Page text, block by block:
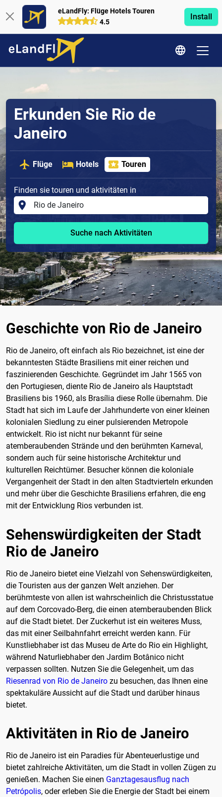
eLandFly: Flüge Hotels Touren
4.5
Install
Erkunden Sie Rio de
Janeiro
Flüge Hotels Touren
Finden sie touren und aktivitäten in
Suche nach Aktivitäten
Geschichte von Rio de Janeiro
Rio de Janeiro, oft einfach als Rio bezeichnet, ist eine der
bekanntesten Städte Brasiliens mit einer reichen und
faszinierenden Geschichte. Gegründet im Jahr 1565 von
den Portugiesen, diente Rio de Janeiro als Hauptstadt
Brasiliens bis 1960, als Brasília diese Rolle übernahm. Die
Stadt hat sich im Laufe der Jahrhunderte von einer kleinen
kolonialen Siedlung zu einer pulsierenden Metropole
entwickelt. Rio ist nicht nur bekannt für seine
atemberaubenden Strände und den berühmten Karneval,
sondern auch für seine historische Architektur und
kulturellen Reichtümer. Besucher können die koloniale
Vergangenheit der Stadt in den alten Stadtvierteln erkunden
und mehr über die Geschichte Brasiliens erfahren, die eng
mit der Entwicklung Rios verbunden ist.
Sehenswürdigkeiten der Stadt
Rio de Janeiro
Rio de Janeiro bietet eine Vielzahl von Sehenswürdigkeiten,
die Touristen aus der ganzen Welt anziehen. Der
berühmteste von allen ist wahrscheinlich die Christusstatue
auf dem Corcovado-Berg, die einen atemberaubenden Blick
auf die Stadt bietet. Der Zuckerhut ist ein weiteres Muss,
das mit einer Seilbahnfahrt erreicht werden kann. Für
Kunstliebhaber ist das Museu de Arte do Rio ein Highlight,
während Naturliebhaber den Jardim Botânico nicht
verpassen sollten. Nutzen Sie die Gelegenheit, um das
Riesenrad von Rio de Janeiro zu besuchen, das Ihnen eine
spektakuläre Aussicht auf die Stadt und darüber hinaus
bietet.
Aktivitäten in Rio de Janeiro
Rio de Janeiro ist ein Paradies für Abenteuerlustige und
bietet zahlreiche Aktivitäten, um die Stadt in vollen Zügen zu
genießen. Machen Sie einen Ganztagesausflug nach
Petrópolis, oder erleben Sie die Energie der Stadt bei einem